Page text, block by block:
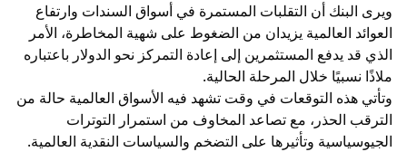
ويرى البنك أن التقلبات المستمرة في أسواق السندات وارتفاع
العوائد العالمية يزيدان من الضغوط على شهية المخاطرة، الأمر
الذي قد يدفع المستثمرين إلى إعادة التمركز نحو الدولار باعتباره
ملاذًا نسبيًا خلال المرحلة الحالية.
وتأتي هذه التوقعات في وقت تشهد فيه الأسواق العالمية حالة من
الترقب الحذر، مع تصاعد المخاوف من استمرار التوترات
الجيوسياسية وتأثيرها على التضخم والسياسات النقدية العالمية.